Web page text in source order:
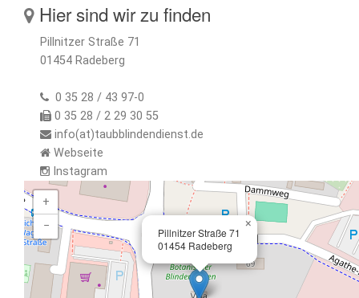
Hier sind wir zu finden
Pillnitzer Straße 71
01454 Radeberg
0 35 28 / 43 97-0
0 35 28 / 2 29 30 55
info(at)taubblindendienst.de
Webseite
Instagram
Pillnitzer Straße 71
01454 Radeberg
×
+
−